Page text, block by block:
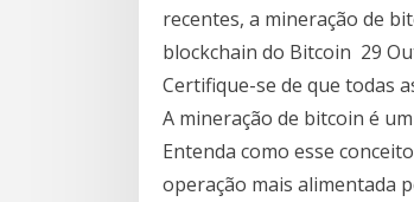
recentes, a mineração de
blockchain do Bitcoin 29
Certifique-se de que todas
A mineração de bitcoin é
Entenda como esse
operação mais alimentada